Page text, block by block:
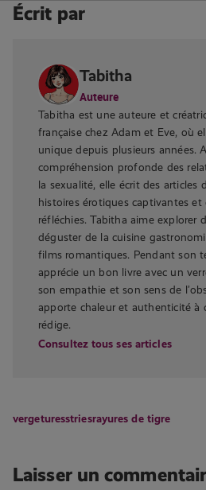
Écrit par
Tabitha
Auteure
Tabitha est une auteure et
française chez Adam et Eve, où
unique depuis plusieurs années.
compréhension profonde des
la sexualité, elle écrit des articles
histoires érotiques captivantes et
réfléchies. Tabitha aime explorer
déguster de la cuisine
films romantiques. Pendant son
apprécie un bon livre avec un
son empathie et son sens de
apporte chaleur et authenticité à
rédige.
Consultez tous ses articles
vergeturesstriesrayures de tigre
Laisser un